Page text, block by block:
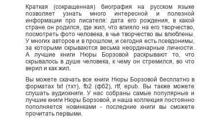
Краткая (сокращенная) биография на русском языке
позволяет узнать много интересной и полезной
информации про писателя: дата его рождения, в какой
стране он родился, где жил, что влияло на его творчество,
посмотреть фото человека, в чье творчество вы влюблены.
У многих авторов и в прошлом, и сегодня есть псевдонимы,
за которыми скрываются весьма неординарные личности.
А лучшие книги Нюры Борзовой раскрывают то, что
скрывалось в душе человека, к чему он стремился, во что
верил и как жил.
Вы можете скачать все книги Нюры Борзовой бесплатно в
форматах txt (тхт), fb2 (фб2), rtf, epub. Вы также можете
слушать аудиокниги. У нас собраны самые популярные и
лучшие книги Нюры Борзовой, и наша коллекция постоянно
пополняется новинками - последние книги вы сможете
прочитать первыми.